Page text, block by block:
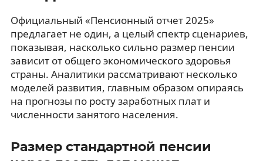
Официальный «Пенсионный отчет 2025»
предлагает не один, а целый спектр сценариев,
показывая, насколько сильно размер пенсии
зависит от общего экономического здоровья
страны. Аналитики рассматривают несколько
моделей развития, главным образом опираясь
на прогнозы по росту заработных плат и
численности занятого населения.
Размер стандартной пенсии